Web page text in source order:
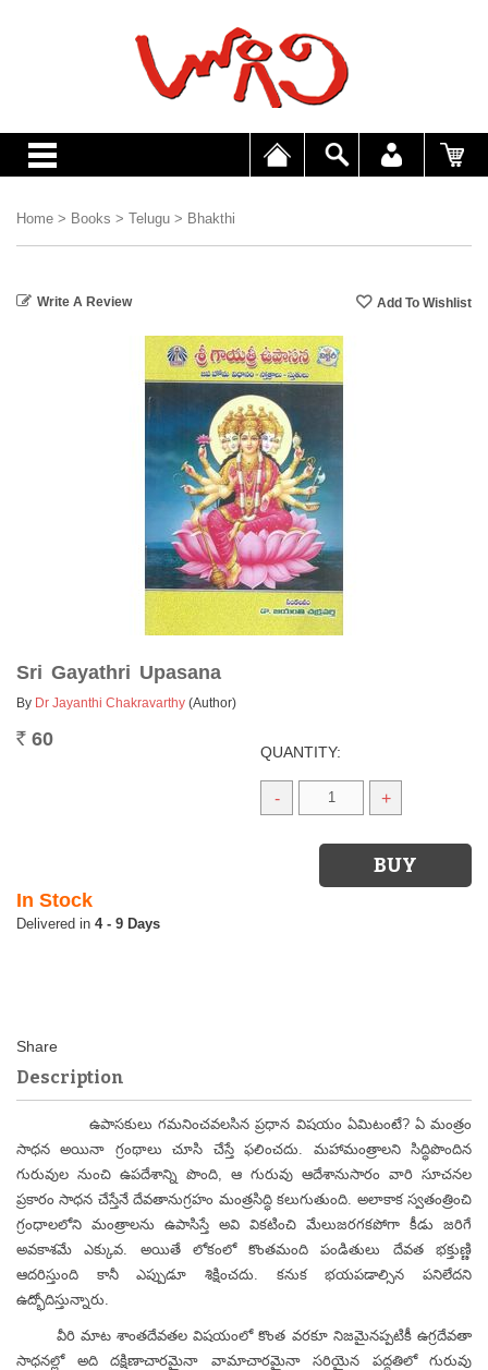
Home > Books > Telugu > Bhakthi
Write A Review
Sri Gayathri Upasana
By Dr Jayanthi Chakravarthy (Author)
Rs. 60
QUANTITY:
- +
In Stock
4 - 9 Days
Description
ఉపాసకులు గమనించవలసిన ప్రధాన విషయం ఏమిటంటే? ఏ మంత్రం
సాధన అయినా గ్రంథాలు చూసి చేస్తే ఫలించదు. మహామంత్రాలని సిద్ధిపొందిన
గురువుల నుంచి ఉపదేశాన్ని పొంది, ఆ గురువు ఆదేశానుసారం వారి సూచనల
ప్రకారం సాధన చేస్తేనే దేవతానుగ్రహం మంత్రసిద్ధి కలుగుతుంది. అలాకాక స్వతంత్రించి
గ్రంధాలలోని మంత్రాలను ఉపాసిస్తే అవి వికటించి మేలుజరగకపోగా కీడు జరిగే
అవకాశమే ఎక్కువ. అయితే లోకంలో కొంతమంది పండితులు దేవత భక్తుణ్ణి
ఆదరిస్తుంది కానీ ఎప్పుడూ శిక్షించదు. కనుక భయపడాల్సిన పనిలేదని
ఉద్భోదిస్తున్నారు.
వీరి మాట శాంతదేవతల విషయంలో కొంత వరకూ నిజమైనప్పటికీ ఉగ్రదేవతా
సాధనల్లో అది దక్షిణాచారమైనా వామాచారమైనా సరియైన పద్ధతిలో గురువు